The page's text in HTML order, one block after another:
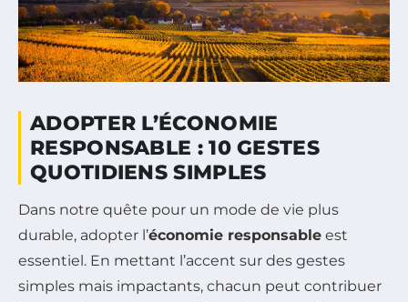
ADOPTER L’ÉCONOMIE
RESPONSABLE : 10 GESTES
QUOTIDIENS SIMPLES
Dans notre quête pour un mode de vie plus
durable, adopter l’économie responsable est
essentiel. En mettant l’accent sur des gestes
simples mais impactants, chacun peut contribuer